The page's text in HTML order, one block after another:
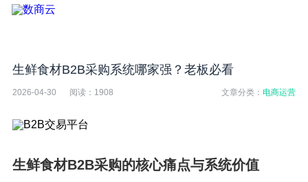
生鲜食材B2B采购系统哪家强？老板必看
2026-04-30 阅读： 1908 文章分类：电商运营
生鲜食材B2B采购的核心痛点与系统价值